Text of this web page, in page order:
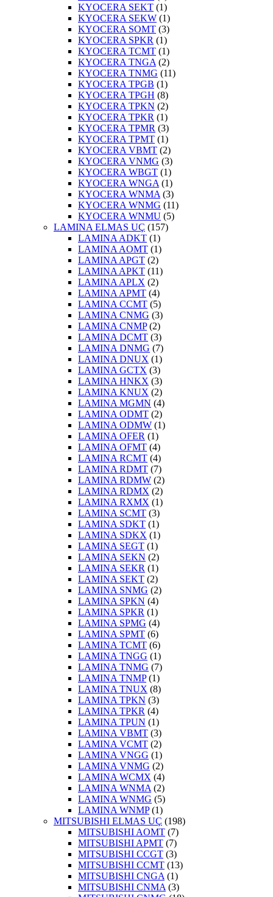
KYOCERA SEKT (1)
KYOCERA SEKW (1)
KYOCERA SOMT (3)
KYOCERA SPKR (1)
KYOCERA TCMT (1)
KYOCERA TNGA (2)
KYOCERA TNMG (11)
KYOCERA TPGB (1)
KYOCERA TPGH (8)
KYOCERA TPKN (2)
KYOCERA TPKR (1)
KYOCERA TPMR (3)
KYOCERA TPMT (1)
KYOCERA VBMT (2)
KYOCERA VNMG (3)
KYOCERA WBGT (1)
KYOCERA WNGA (1)
KYOCERA WNMA (3)
KYOCERA WNMG (11)
KYOCERA WNMU (5)
LAMINA ELMAS UÇ (157)
LAMINA ADKT (1)
LAMINA AOMT (1)
LAMINA APGT (2)
LAMINA APKT (11)
LAMINA APLX (2)
LAMINA APMT (4)
LAMINA CCMT (5)
LAMINA CNMG (3)
LAMINA CNMP(2)
LAMINA DCMT (3)
LAMINA DNMG (7)
LAMINA DNUX (1)
LAMINA GCTX (3)
LAMINA HNKX (3)
LAMINA KNUX (2)
LAMINA MGMN (4)
LAMINA ODMT (2)
LAMINA ODMW (1)
LAMINA OFER (1)
LAMINA OFMT (4)
LAMINA RCMT (4)
LAMINA RDMT (7)
LAMINA RDMW (2)
LAMINA RDMX (2)
LAMINA RXMX (1)
LAMINA SCMT (3)
LAMINA SDKT (1)
LAMINA SDKX (1)
LAMINA SEGT (1)
LAMINA SEKN (2)
LAMINA SEKR (1)
LAMINA SEKT (2)
LAMINA SNMG (2)
LAMINA SPKN (4)
LAMINA SPKR (1)
LAMINA SPMG (4)
LAMINA SPMT (6)
LAMINA TCMT (6)
LAMINA TNGG (1)
LAMINA TNMG (7)
LAMINA TNMP(1)
LAMINA TNUX (8)
LAMINA TPKN (3)
LAMINA TPKR (4)
LAMINA TPUN (1)
LAMINA VBMT (3)
LAMINA VCMT (2)
LAMINA VNGG (1)
LAMINA VNMG (2)
LAMINA WCMX (4)
LAMINA WNMA (2)
LAMINA WNMG (5)
LAMINA WNMP(1)
MITSUBISHI ELMAS UÇ (198)
MITSUBISHI AOMT (7)
MITSUBISHI APMT (7)
MITSUBISHI CCGT (3)
MITSUBISHI CCMT (13)
MITSUBISHI CNGA (1)
MITSUBISHI CNMA (3)